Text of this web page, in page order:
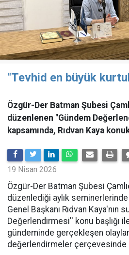
"Tevhid en büyük
Özgür-Der Batman Şubesi
düzenlenen "Gündem
kapsamında, Rıdvan Kaya
19 Nisan 2026
​Özgür-Der Batman Şubesi
düzenlediği aylık
Genel Başkanı Rıdvan Kaya'nın
Değerlendirmesi'' konu başlığı
gündeminde gerçekleşen
değerlendirmeler